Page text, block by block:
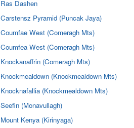
Ras Dashen
Carstensz Pyramid (Puncak Jaya)
Coumfae West (Comeragh Mts)
Coumfea West (Comeragh Mts)
Knockanaffrin (Comeragh Mts)
Knockmealdown (Knockmealdown Mts)
Knocknafallia (Knockmealdown Mts)
Seefin (Monavullagh)
Mount Kenya (Kirinyaga)